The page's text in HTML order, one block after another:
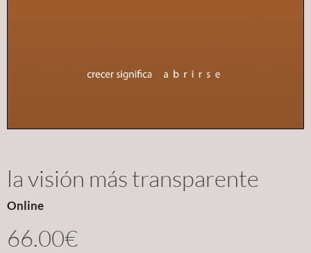
la visión más transparente
Online
66.00€